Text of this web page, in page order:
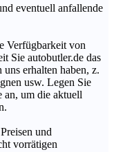
eventuell anfallende
Verfügbarkeit von
Sie autobutler.de das
erhalten haben, z.
usw. Legen Sie
an, um die aktuell
und
vorrätigen